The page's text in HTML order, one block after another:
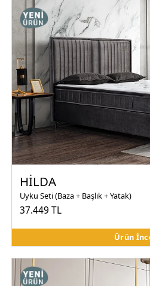
HİLDA
Uyku Seti (Baza + Başlık + Yatak)
37.449 TL
Ürün